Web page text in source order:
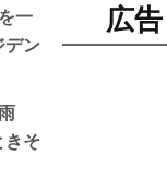
広告
一
デン
きそ